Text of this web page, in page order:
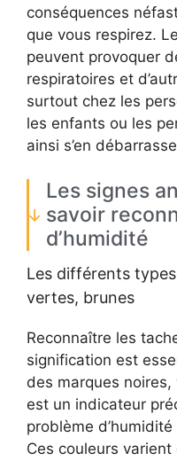
conséquences
que vous respirez.
peuvent provoquer
respiratoires et
surtout chez les
les enfants ou les
ainsi s’en
Les signes
savoir
d’humidité
Les différents
vertes, brunes
Reconnaître les
signification est
des marques
est un indicateur
problème
Ces couleurs